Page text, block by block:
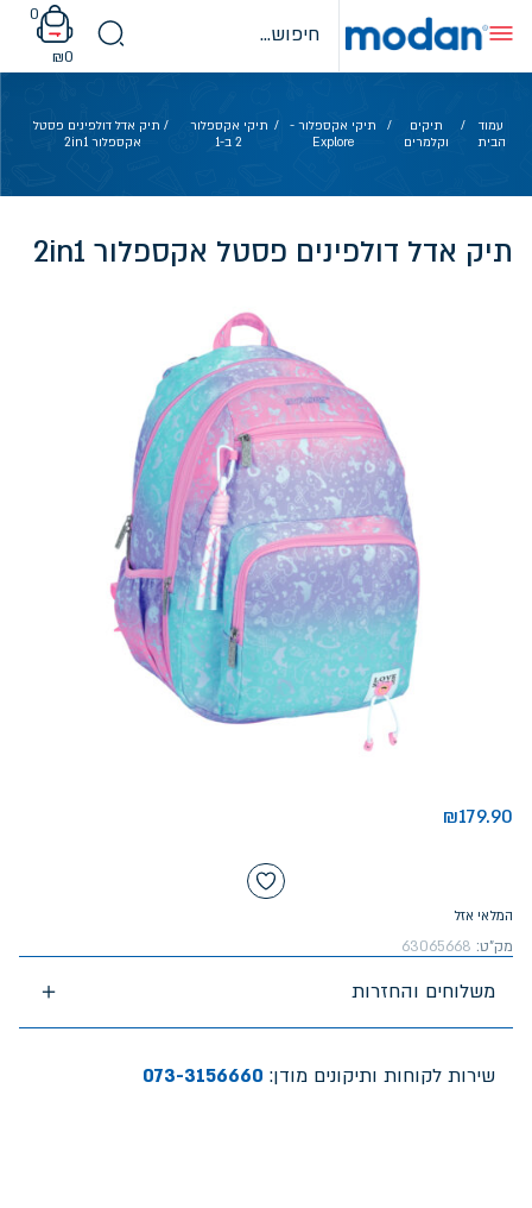
content
0
₪0
עמוד
הבית
/
תיקים
וקלמרים
/
תיקי אקספלור -
Explore
/ תיקי אקספלור
2 ב-1
/ תיק אדל דולפינים פסטל
אקספלור 2in1
תיק אדל דולפינים פסטל אקספלור 2in1
₪179.90
המלאי אזל
מק"ט: 63065668
משלוחים והחזרות
שירות לקוחות ותיקונים מודן: 073-3156660